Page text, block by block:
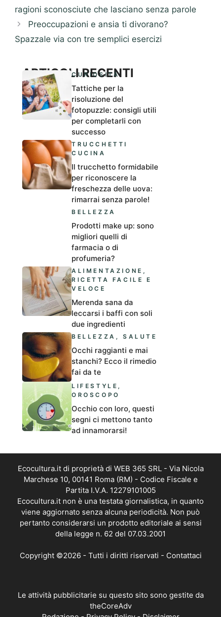
ragioni sconosciute che lasciano senza parole
Preoccupazioni e ansia ti divorano?
Spazzale via con tre semplici esercizi
ARTICOLI RECENTI
CURIOSITÀ
Tattiche per la
risoluzione del
fotopuzzle: consigli utili
per completarli con
successo
TRUCCHETTI
CUCINA
Il trucchetto formidabile
per riconoscere la
freschezza delle uova:
rimarrai senza parole!
BELLEZZA
Prodotti make up: sono
migliori quelli di
farmacia o di
profumeria?
ALIMENTAZIONE ,
RICETTA FACILE E
VELOCE
Merenda sana da
leccarsi i baffi con soli
due ingredienti
BELLEZZA ,SALUTE
Occhi raggianti e mai
stanchi? Ecco il rimedio
fai da te
LIFESTYLE ,
OROSCOPO
Occhio con loro, questi
segni ci mettono tanto
ad innamorarsi!
Ecocultura.it di proprietà di WEB 365 SRL - Via Nicola
Marchese 10, 00141 Roma (RM) - Codice Fiscale e
Partita I.V.A. 12279101005
Ecocultura.it non è una testata giornalistica, in quanto
viene aggiornato senza alcuna periodicità. Non può
pertanto considerarsi un prodotto editoriale ai sensi
della legge n. 62 del 07.03.2001
Copyright ©2026 - Tutti i diritti riservati - Contattaci
Le attività pubblicitarie su questo sito sono gestite da
theCoreAdv